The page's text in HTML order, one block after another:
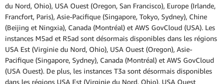
du Nord, Ohio), USA Ouest (Oregon, San Francisco), Europe (Irlande,
Francfort, Paris), Asie-Pacifique (Singapore, Tokyo, Sydney), Chine
(Beijing et Ningxia), Canada (Montréal) et AWS GovCloud (USA). Les
instances M5ad et R5ad sont désormais disponibles dans les régions
USA Est (Virginie du Nord, Ohio), USA Ouest (Oregon), Asie-
Pacifique (Singapore, Sydney), Canada (Montréal) et AWS GovCloud
(USA Ouest). De plus, les instances T3a sont désormais disponibles
dans les régions USA Est (Virginie du Nord, Ohio), USA Ouest